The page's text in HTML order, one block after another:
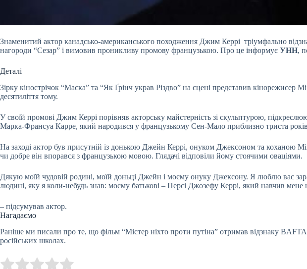
Знаменитий актор канадсько-американського походження Джим Керрі тріумфально
нагороди “Сезар” і вимовив проникливу промову французькою. Про це інформує УНН,
Деталі
Зірку кінострічок “Маска” та “Як Ґрінч украв Різдво” на сцені представив
десятиліття тому.
У своїй промові Джим Керрі порівняв акторську майстерність зі скульптурою,
Марка-Франсуа Карре, який народився у французькому Сен-Мало приблизно триста
На заході актор був присутній із донькою Джейн Керрі, онуком Джексоном та коханою
чи добре він впорався з французькою мовою. Глядачі відповіли йому стоячими оваціями.
Дякую моїй чудовій родині, моїй доньці Джейн і моєму онуку Джексону. Я люблю вас
людині, яку я коли-небудь знав: моєму батькові – Персі Джозефу Керрі, який навчив мене
– підсумував актор.
Нагадаємо
Раніше ми писали про те, що фільм “Містер ніхто проти путіна” отримав відзнаку
російських школах.
Rate this item: